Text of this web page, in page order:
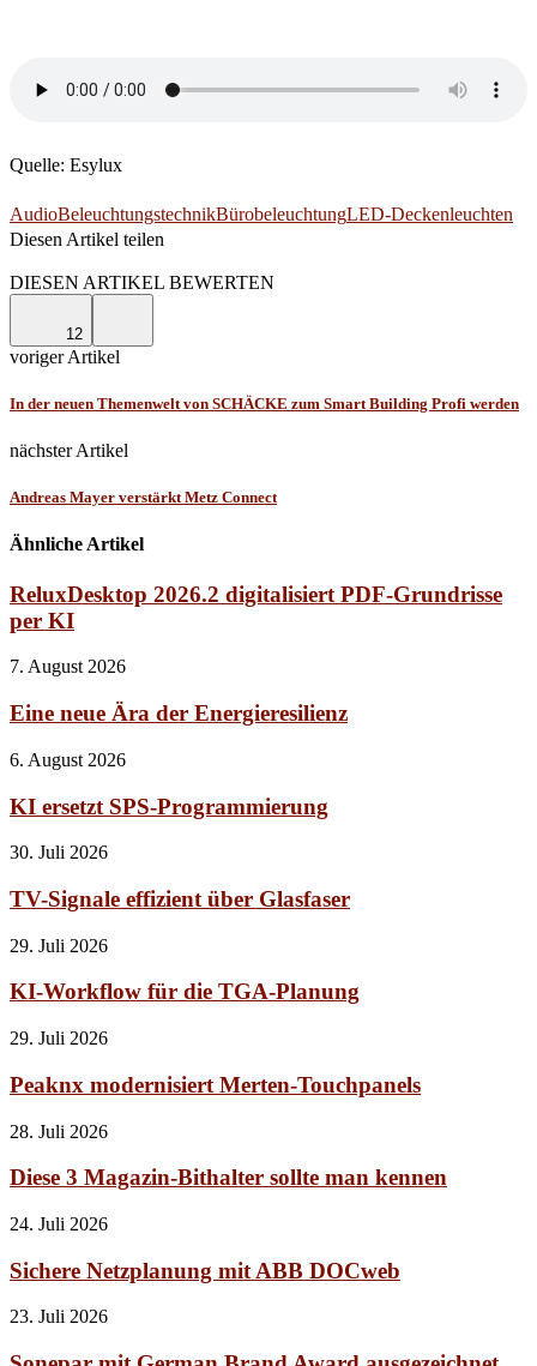
Quelle: Esylux
AudioBeleuchtungstechnikBürobeleuchtungLED-Deckenleuchten
Diesen Artikel teilen
DIESEN ARTIKEL BEWERTEN
12
voriger Artikel
In der neuen Themenwelt von SCHÄCKE zum Smart Building Profi werden
nächster Artikel
Andreas Mayer verstärkt Metz Connect
Ähnliche Artikel
ReluxDesktop 2026.2 digitalisiert PDF-Grundrisse
per KI
7. August 2026
Eine neue Ära der Energieresilienz
6. August 2026
KI ersetzt SPS-Programmierung
30. Juli 2026
TV-Signale effizient über Glasfaser
29. Juli 2026
KI-Workflow für die TGA-Planung
29. Juli 2026
Peaknx modernisiert Merten-Touchpanels
28. Juli 2026
Diese 3 Magazin-Bithalter sollte man kennen
24. Juli 2026
Sichere Netzplanung mit ABB DOCweb
23. Juli 2026